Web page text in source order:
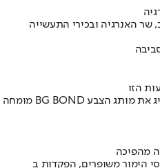
האנרגיה ובכירי התעשייה
הזו